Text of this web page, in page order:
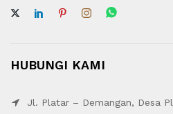
HUBUNGI KAMI
Jl. Platar – Demangan, Desa